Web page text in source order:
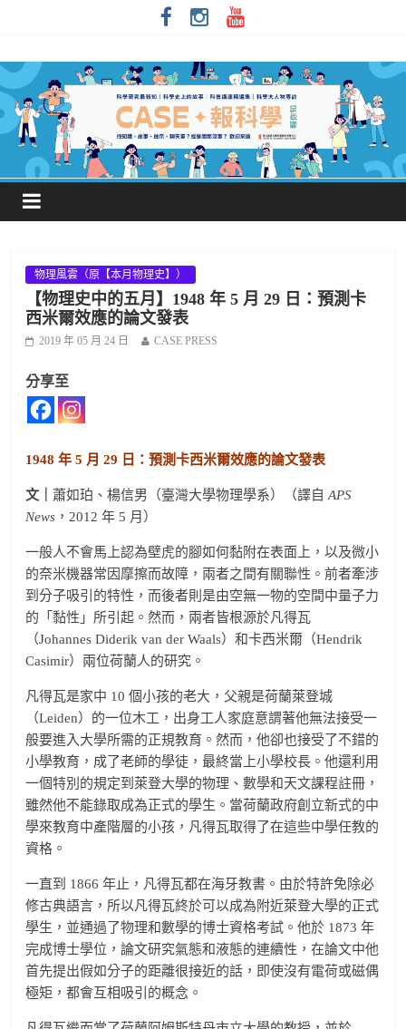
物理風雲（原【本月物理史】）
【物理史中的五月】1948 年 5 月 29 日：預測卡
西米爾效應的論文發表
2019 年 05 月 24 日 CASE PRESS
分享至
1948 年 5 月 29 日：預測卡西米爾效應的論文發表
文｜蕭如珀、楊信男（臺灣大學物理學系）（譯自APS
News ，2012 年 5 月）
一般人不會馬上認為壁虎的腳如何黏附在表面上，以及微小
的奈米機器常因摩擦而故障，兩者之間有關聯性。前者牽涉
到分子吸引的特性，而後者則是由空無一物的空間中量子力
的「黏性」所引起。然而，兩者皆根源於凡得瓦
（Johannes Diderik van der Waals）和卡西米爾（Hendrik
Casimir）兩位荷蘭人的研究。
凡得瓦是家中 10 個小孩的老大，父親是荷蘭萊登城
（Leiden）的一位木工，出身工人家庭意謂著他無法接受一
般要進入大學所需的正規教育。然而，他卻也接受了不錯的
小學教育，成了老師的學徒，最終當上小學校長。他還利用
一個特別的規定到萊登大學的物理、數學和天文課程註冊，
雖然他不能錄取成為正式的學生。當荷蘭政府創立新式的中
學來教育中產階層的小孩，凡得瓦取得了在這些中學任教的
資格。
一直到 1866 年止，凡得瓦都在海牙教書。由於特許免除必
修古典語言，所以凡得瓦終於可以成為附近萊登大學的正式
學生，並通過了物理和數學的博士資格考試。他於 1873 年
完成博士學位，論文研究氣態和液態的連續性，在論文中他
首先提出假如分子的距離很接近的話，即使沒有電荷或磁偶
極矩，都會互相吸引的概念。